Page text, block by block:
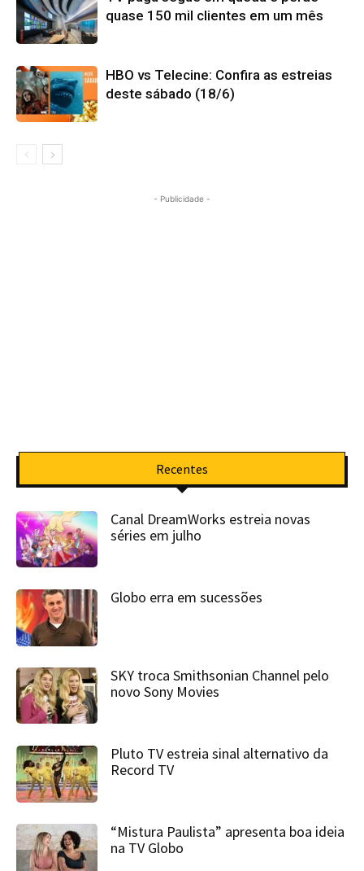
quase 150 mil clientes em um mês
HBO vs Telecine: Confira as estreias
deste sábado (18/6)
- Publicidade -
Recentes
Canal DreamWorks estreia novas
séries em julho
Globo erra em sucessões
SKY troca Smithsonian Channel pelo
novo Sony Movies
Pluto TV estreia sinal alternativo da
Record TV
“Mistura Paulista” apresenta boa ideia
na TV Globo